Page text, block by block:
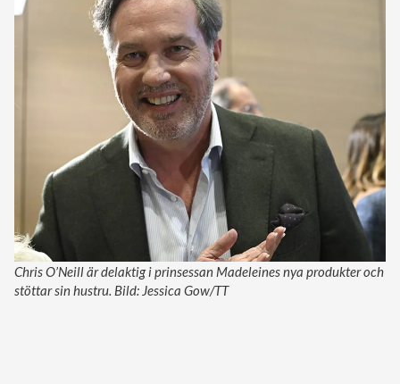
Chris O’Neill är delaktig i prinsessan Madeleines nya produkter och
stöttar sin hustru. Bild: Jessica Gow/TT